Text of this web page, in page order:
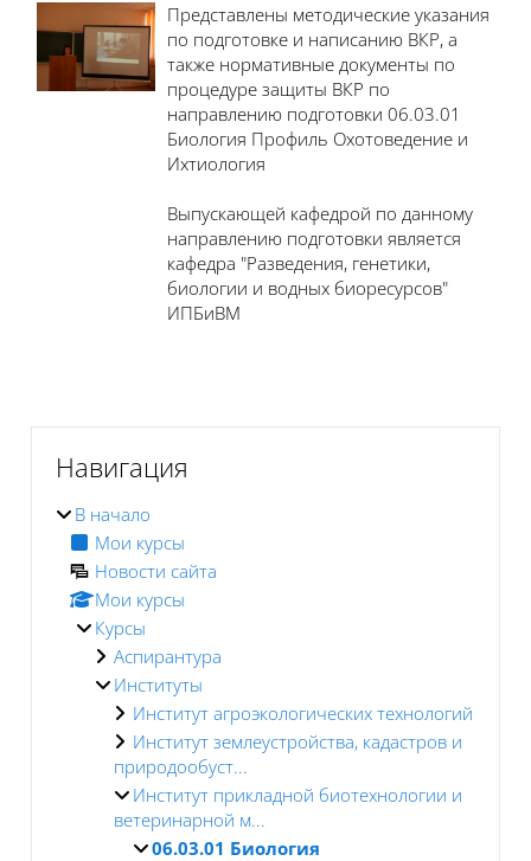
Представлены методические указания
по подготовке и написанию ВКР, а
также нормативные документы по
процедуре защиты ВКР по
направлению подготовки 06.03.01
Биология Профиль Охотоведение и
Ихтиология
Выпускающей кафедрой по данному
направлению подготовки является
кафедра "Разведения, генетики,
биологии и водных биоресурсов"
ИПБиВМ
Навигация
В начало
Мои курсы
Новости сайта
Мои курсы
Курсы
Аспирантура
Институты
Институт агроэкологических технологий
Институт землеустройства, кадастров и
природообуст...
Институт прикладной биотехнологии и
ветеринарной м...
06.03.01 Биология